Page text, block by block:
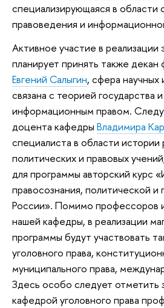
специализирующаяся в области
правоведения и
Активное участие в реализации
планирует принять также декан
Евгений Салыгин, сфера научных
связана с теорией государства
информационным правом.
доцента кафедры Владимира
специалиста в области истории
политических и правовых
для программы авторский курс
правосознания, политической и
России». Помимо профессоров
нашей кафедры, в реализации
программы будут участвовать
уголовного права,
муниципального права,
Здесь особо следует отметить
кафедрой уголовного права